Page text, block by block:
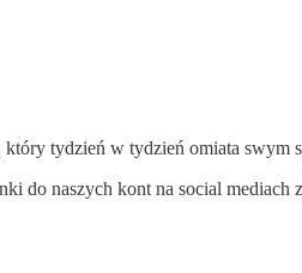
tydzień w tydzień omiata swym
do naszych kont na social mediach